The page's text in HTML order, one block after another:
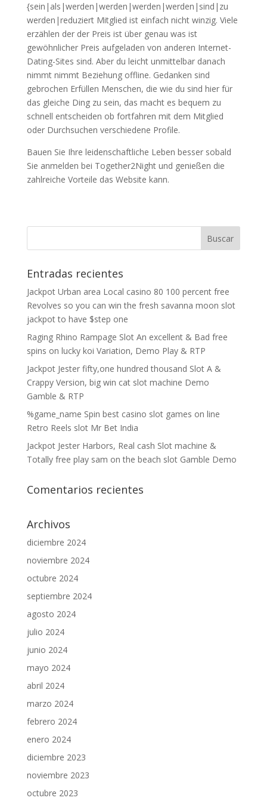
{sein|als|werden|werden|werden|werden|sind|zu
werden|reduziert Mitglied ist einfach nicht winzig. Viele
erzählen der der Preis ist über genau was ist
gewöhnlicher Preis aufgeladen von anderen Internet-
Dating-Sites sind. Aber du leicht unmittelbar danach
nimmt nimmt Beziehung offline. Gedanken sind
gebrochen Erfüllen Menschen, die wie du sind hier für
das gleiche Ding zu sein, das macht es bequem zu
schnell entscheiden ob fortfahren mit dem Mitglied
oder Durchsuchen verschiedene Profile.
Bauen Sie Ihre leidenschaftliche Leben besser sobald
Sie anmelden bei Together2Night und genießen die
zahlreiche Vorteile das Website kann.
Entradas recientes
Jackpot Urban area Local casino 80 100 percent free
Revolves so you can win the fresh savanna moon slot
jackpot to have $step one
Raging Rhino Rampage Slot An excellent & Bad free
spins on lucky koi Variation, Demo Play & RTP
Jackpot Jester fifty,one hundred thousand Slot A &
Crappy Version, big win cat slot machine Demo
Gamble & RTP
%game_name Spin best casino slot games on line
Retro Reels slot Mr Bet India
Jackpot Jester Harbors, Real cash Slot machine &
Totally free play sam on the beach slot Gamble Demo
Comentarios recientes
Archivos
diciembre 2024
noviembre 2024
octubre 2024
septiembre 2024
agosto 2024
julio 2024
junio 2024
mayo 2024
abril 2024
marzo 2024
febrero 2024
enero 2024
diciembre 2023
noviembre 2023
octubre 2023